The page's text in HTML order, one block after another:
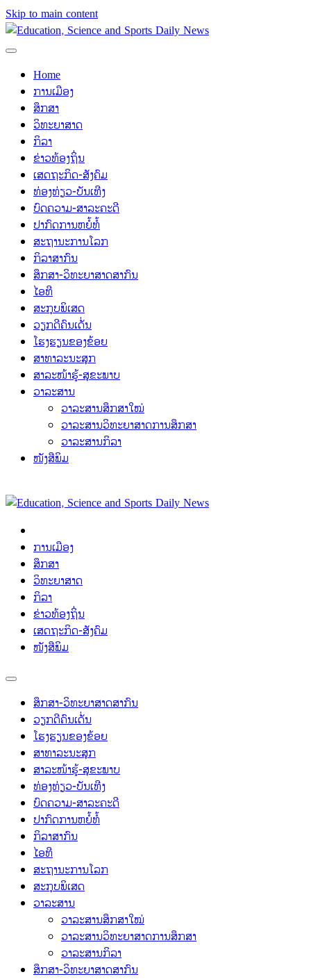
Skip to main content
Home
ການເມືອງ
ສຶກສາ
ວິທະຍາສາດ
ກິລາ
ຂ່າວທ້ອງຖິ່ນ
ເສດຖະກິດ-ສັງຄົມ
ທ່ອງທ່ຽວ-ບັນເທີງ
ບົດຄວາມ-ສາລະຄະດີ
ປາກົດການຫຍໍ້ທໍ້
ສະຖານະການໂລກ
ກິລາສາກົນ
ສຶກສາ-ວິທະຍາສາດສາກົນ
ໄອທີ
ສະກຸບພິເສດ
ວຽກດີຄົນເດັ່ນ
ໂຮງຮຽນຂອງຂ້ອຍ
ສາທາລະນະສຸກ
ສາລະໜ້າຮູ້-ສຸຂະພາບ
ວາລະສານ
ວາລະສານສຶກສາໃໝ່
ວາລະສານວິທະຍາສາດການສຶກສາ
ວາລະສານກິລາ
ໜັງສືພິມ
ການເມືອງ
ສຶກສາ
ວິທະຍາສາດ
ກິລາ
ຂ່າວທ້ອງຖິ່ນ
ເສດຖະກິດ-ສັງຄົມ
ໜັງສືພິມ
ສຶກສາ-ວິທະຍາສາດສາກົນ
ວຽກດີຄົນເດັ່ນ
ໂຮງຮຽນຂອງຂ້ອຍ
ສາທາລະນະສຸກ
ສາລະໜ້າຮູ້-ສຸຂະພາບ
ທ່ອງທ່ຽວ-ບັນເທີງ
ບົດຄວາມ-ສາລະຄະດີ
ປາກົດການຫຍໍ້ທໍ້
ກິລາສາກົນ
ໄອທີ
ສະຖານະການໂລກ
ສະກຸບພິເສດ
ວາລະສານ
ວາລະສານສຶກສາໃໝ່
ວາລະສານວິທະຍາສາດການສຶກສາ
ວາລະສານກິລາ
ສຶກສາ-ວິທະຍາສາດສາກົນ